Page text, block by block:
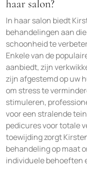
haar salon?
In haar salon biedt
behandelingen aan
schoonheid te
Enkele van de
aanbiedt, zijn
zijn afgestemd op uw
om stress te
stimuleren,
voor een stralende
pedicures voor totale
toewijding zorgt
behandeling op maat
individuele behoeften